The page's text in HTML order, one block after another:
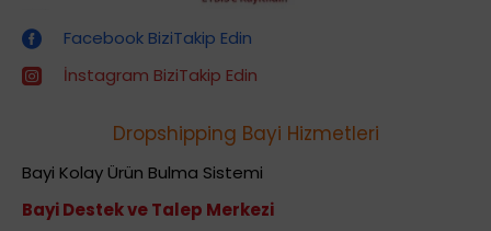
Facebook BiziTakip Edin
İnstagram BiziTakip Edin
Dropshipping Bayi Hizmetleri
Bayi Kolay Ürün Bulma Sistemi
Bayi Destek ve Talep Merkezi